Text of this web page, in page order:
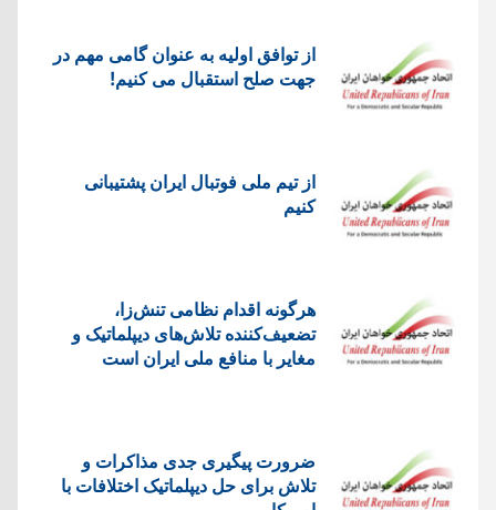
از توافق اولیه به عنوان گامی مهم در
جهت صلح استقبال می کنیم!
از تیم ملی فوتبال ایران پشتیبانی
کنیم
هرگونه اقدام نظامی تنش‌زا،
تضعیف‌کننده تلاش‌های دیپلماتیک و
مغایر با منافع ملی ایران است
ضرورت پیگیری جدی مذاکرات و
تلاش برای حل دیپلماتیک اختلافات با